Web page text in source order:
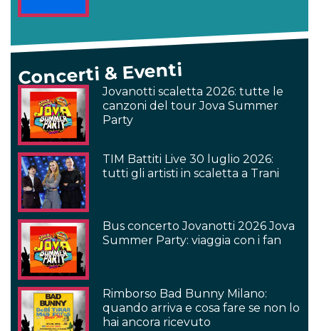
Concerti & Eventi
Jovanotti scaletta 2026: tutte le
canzoni del tour Jova Summer
Party
TIM Battiti Live 30 luglio 2026:
tutti gli artisti in scaletta a Trani
Bus concerto Jovanotti 2026 Jova
Summer Party: viaggia con i fan
Rimborso Bad Bunny Milano:
quando arriva e cosa fare se non lo
hai ancora ricevuto